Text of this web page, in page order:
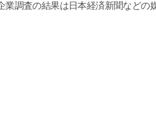
業調査の結果は日本経済新聞などの